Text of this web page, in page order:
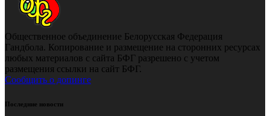
Общественное объединение Белорусская Федерация
Гандбола. Копирование и размещение на сторонних ресурсах
любых материалов с сайта БФГ разрешено с учетом
размещения ссылки на сайт БФГ.
Сообщить о допинге
Последние новости